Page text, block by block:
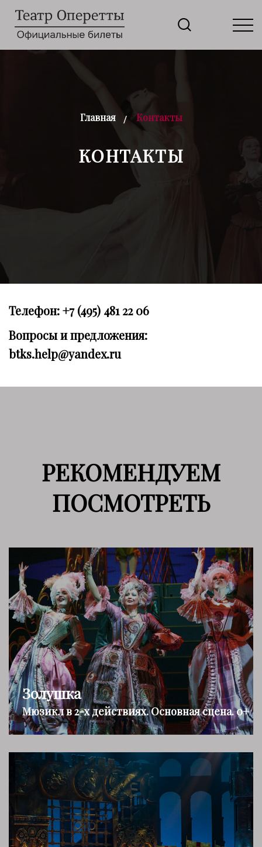
Главная Контакты
КОНТАКТЫ
Телефон: +7 (495) 481 22 06
Вопросы и предложения:
btks.help@yandex.ru
РЕКОМЕНДУЕМ
ПОСМОТРЕТЬ
Золушка
Мюзикл в 2-х действиях. Основная сцена. 0+